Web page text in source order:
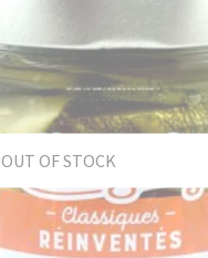
OUT OF STOCK